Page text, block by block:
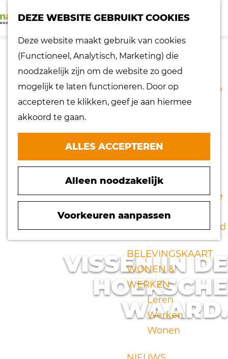
DEZE WEBSITE GEBRUIKT COOKIES
Deze website maakt gebruik van cookies
(Functioneel, Analytisch, Marketing) die
noodzakelijk zijn om de website zo goed
mogelijk te laten functioneren. Door op
accepteren te klikken, geef je aan hiermee
akkoord te gaan.
ALLES ACCEPTEREN
Alleen noodzakelijk
Voorkeuren aanpassen
K
a
r
t
Z
e
k
e
n
M
e
n
u
dorpen
Musea
Nationaal
landschap
Ontdek de regio
Recepten
eiland
Waterrijk eiland
Windmolens
Zakelijk bezoek
Zuiderwaterlinie
10 x typisch
Hoeksche Waard
BELEVINGSKAART
WONEN &
WERKEN
Leren
Werken
Wonen
VISSEN IN DE
HOEKSCHE
WAARD.